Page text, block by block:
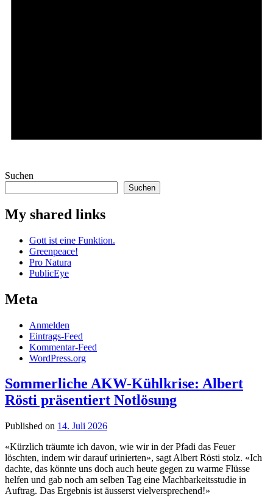
Suchen
Suchen
My shared links
Gott ist eine Funktion.
Greenpeace!
Pro Natura
PublicEye
Meta
Anmelden
Eintrags-Feed
Kommentar-Feed
WordPress.org
Samuel
Heller
Sommerliche AKW-Kühlkrise: Albert
Rösti präsentiert Notlösung
Published on 14. Juli 2026
«Kürzlich träumte ich davon, wie wir in der Pfadi das Feuer
löschten, indem wir darauf urinierten», sagt Albert Rösti stolz. «Ich
dachte, das könnte uns doch auch heute gegen zu warme Flüsse
helfen und gab noch am selben Tag eine Machbarkeitsstudie in
Auftrag. Das Ergebnis ist äusserst vielversprechend!»